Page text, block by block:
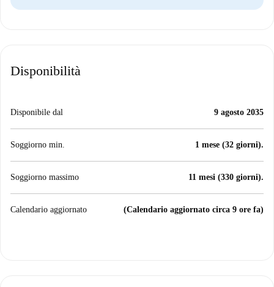
Disponibilità
Disponibile dal 9 agosto 2035
Soggiorno min. 1 mese (32 giorni).
Soggiorno massimo 11 mesi (330 giorni).
Calendario aggiornato (Calendario aggiornato circa 9 ore fa)